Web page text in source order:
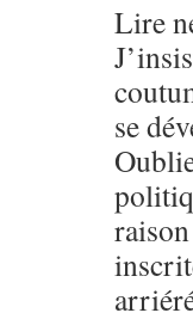
Lire
se